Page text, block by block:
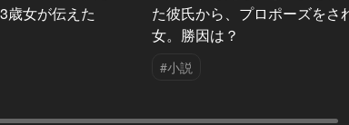
歳女が伝えた
た彼氏から、プロポーズをさ
女。勝因は？
#小説